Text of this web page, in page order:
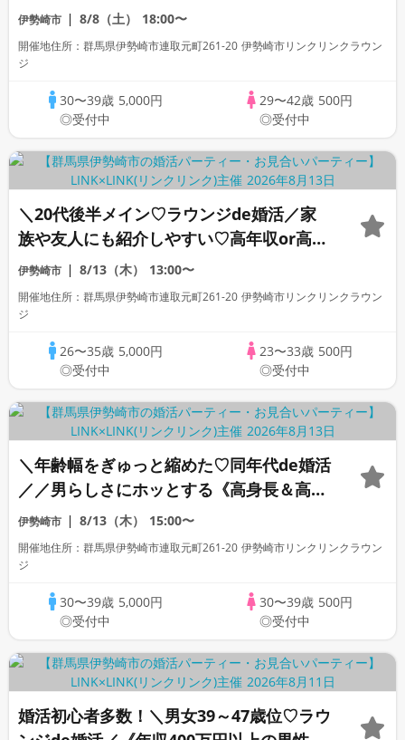
身長男性＆タバコを吸わない方
伊勢崎市 8/8（土） 18:00〜
開催地住所：群馬県伊勢崎市連取元町261-20 伊勢崎市リンクリンクラウン
ジ
30〜39歳 5,000円
◎受付中
29〜42歳 500円
◎受付中
＼20代後半メイン♡ラウンジde婚活／家
族や友人にも紹介しやすい♡高年収or高身
長男性＆爽やか・清潔感のある方
伊勢崎市 8/13（木） 13:00〜
開催地住所：群馬県伊勢崎市連取元町261-20 伊勢崎市リンクリンクラウン
ジ
26〜35歳 5,000円
◎受付中
23〜33歳 500円
◎受付中
＼年齢幅をぎゅっと縮めた♡同年代de婚活
／／男らしさにホッとする《高身長＆高年
収男性》＆爽やか・清潔感のある方
伊勢崎市 8/13（木） 15:00〜
開催地住所：群馬県伊勢崎市連取元町261-20 伊勢崎市リンクリンクラウン
ジ
30〜39歳 5,000円
◎受付中
30〜39歳 500円
◎受付中
婚活初心者多数！＼男女39～47歳位♡ラウ